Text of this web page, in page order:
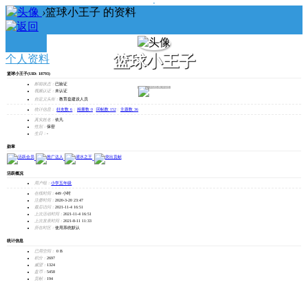
›篮球小王子 的资料
篮球小王子
发消息
个人资料
篮球小王子(UID: 18793)
邮箱状态： 已验证
视频认证： 未认证
自定义头衔： 教育盘建设人员
统计信息： 好友数 6 相册数 0 回帖数 152 主题数 36
真实姓名： 依凡
性别： 保密
生日： -
勋章
活跃概况
用户组： 小学五年级
在线时间： 449 小时
注册时间： 2020-3-20 23:47
最后访问： 2021-11-4 16:51
上次活动时间： 2021-11-4 16:51
上次发表时间： 2021-8-11 11:33
所在时区： 使用系统默认
统计信息
已用空间：
0 B
积分： 2697
威望：
1324
盘币： 5458
贡献：
194